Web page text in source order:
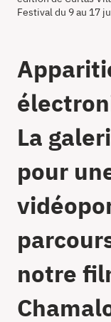
Festival du 9 au 17
La
pour
notre